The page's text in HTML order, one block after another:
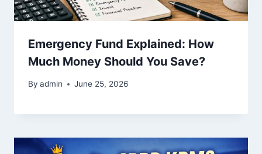
Emergency Fund Explained: How
Much Money Should You Save?
By admin June 25, 2026